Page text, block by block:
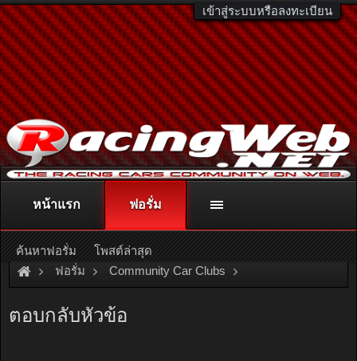
เข้าสู่ระบบหรือลงทะเบียน
ติดต่อลงโฆษณา racingweb@gmail.comหรือโทร. 081-811-1138
หรืออ่านรายละเอียดเพิ่มเติม คลิกที่นี่
ฟอรั่ม Community Car Clubs
ตอบกลับหัวข้อ
หน้าแรก ฟอรั่ม
ค้นหาฟอรั่ม โพสต์ล่าสุด